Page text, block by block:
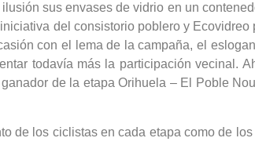
sus envases de vidrio en un
del consistorio poblero y Ecovidreo
con el lema de la campaña, el
todavía más la participación vecinal.
de la etapa Orihuela – El Poble
de los ciclistas en cada etapa como de